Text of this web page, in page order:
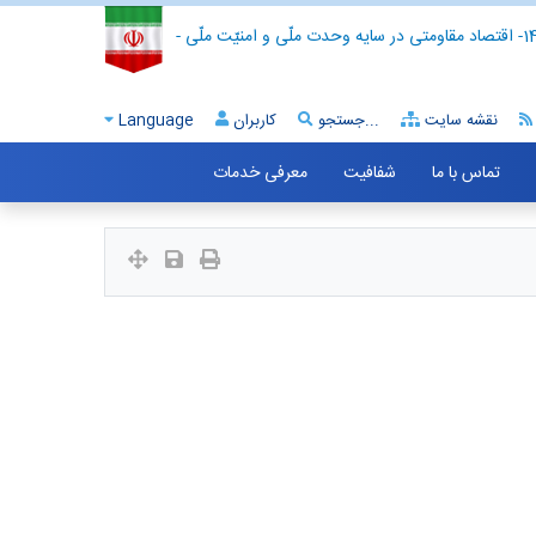
- اقتصاد مقاومتی در سایه وحدت ملّی و امنیّت ملّی -
Language کاربران جستجو... نقشه سایت
تماس با ما شفافیت معرفی خدمات